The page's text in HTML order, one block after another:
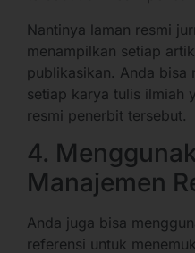
Nantinya laman resmi
menampilkan setiap
publikasikan. Anda bisa
setiap karya tulis ilmiah
resmi penerbit tersebut.
4.
Manajemen
Anda juga bisa
referensi untuk